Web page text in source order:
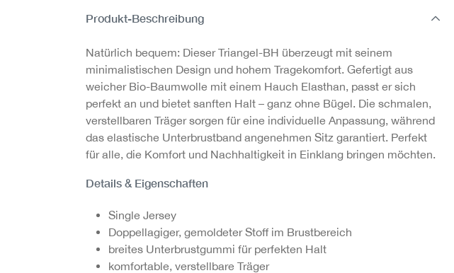
Produkt-Beschreibung
Natürlich bequem: Dieser Triangel-BH überzeugt mit seinem
minimalistischen Design und hohem Tragekomfort. Gefertigt aus
weicher Bio-Baumwolle mit einem Hauch Elasthan, passt er sich
perfekt an und bietet sanften Halt – ganz ohne Bügel. Die schmalen,
verstellbaren Träger sorgen für eine individuelle Anpassung, während
das elastische Unterbrustband angenehmen Sitz garantiert. Perfekt
für alle, die Komfort und Nachhaltigkeit in Einklang bringen möchten.
Details & Eigenschaften
Single Jersey
Doppellagiger, gemoldeter Stoff im Brustbereich
breites Unterbrustgummi für perfekten Halt
komfortable, verstellbare Träger